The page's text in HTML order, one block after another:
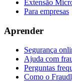
Extensão
Para empresas
Aprender
Segurança
Ajuda com
Perguntas
Como o